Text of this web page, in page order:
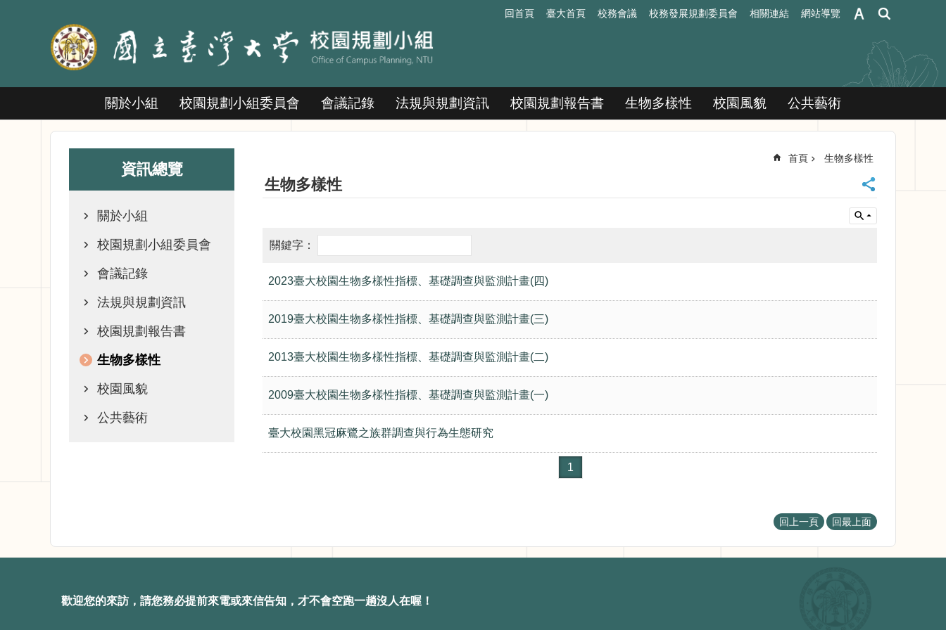
回首頁 臺大首頁 校務會議 校務發展規劃委員會 相關連結 網站導覽
關於小組 校園規劃小組委員會 會議記錄 法規與規劃資訊 校園規劃報告書 生物多樣性 校園風貌 公共藝術
資訊總覽
關於小組
校園規劃小組委員會
會議記錄
法規與規劃資訊
校園規劃報告書
生物多樣性
校園風貌
公共藝術
首頁 生物多樣性
生物多樣性
2023臺大校園生物多樣性指標、基礎調查與監測計畫(四)
2019臺大校園生物多樣性指標、基礎調查與監測計畫(三)
2013臺大校園生物多樣性指標、基礎調查與監測計畫(二)
2009臺大校園生物多樣性指標、基礎調查與監測計畫(一)
臺大校園黑冠麻鷺之族群調查與行為生態研究
1
回上一頁 回最上面
歡迎您的來訪，請您務必提前來電或來信告知，才不會空跑一趟沒人在喔！